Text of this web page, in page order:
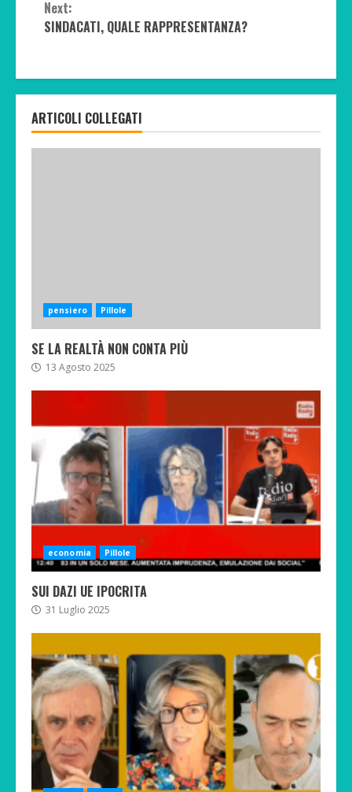
Next:
SINDACATI, QUALE RAPPRESENTANZA?
ARTICOLI COLLEGATI
pensiero Pillole
SE LA REALTÀ NON CONTA PIÙ
13 Agosto 2025
economia Pillole
SUI DAZI UE IPOCRITA
31 Luglio 2025